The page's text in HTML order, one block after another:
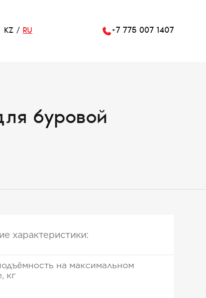
KZ RU +7 775 007 1407
буровой
характеристики:
на максимальном
кг